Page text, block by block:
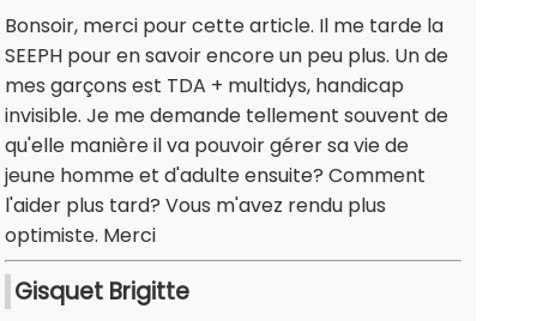
Bonsoir, merci pour cette article. Il me tarde la
SEEPH pour en savoir encore un peu plus. Un de
mes garçons est TDA + multidys, handicap
invisible. Je me demande tellement souvent de
qu'elle manière il va pouvoir gérer sa vie de
jeune homme et d'adulte ensuite? Comment
l'aider plus tard? Vous m'avez rendu plus
optimiste. Merci
Gisquet Brigitte